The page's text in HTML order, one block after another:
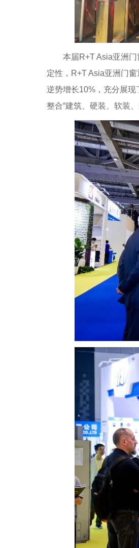
本届R+T Asia亚洲门
定性，R+T Asia亚洲门
逆势增长10%，充分展现
整合“建筑、硬装、软装